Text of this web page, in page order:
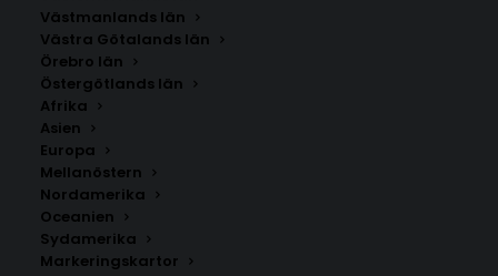
Västmanlands län
Västra Götalands län
Örebro län
Östergötlands län
Afrika
Asien
Europa
Mellanöstern
Nordamerika
Oceanien
Sydamerika
Markeringskartor
Storlek
229.00kr
Denna Retro Cool Dog Poster med hjärtformade
solglasögon är en charmig och färgglad barnposter.